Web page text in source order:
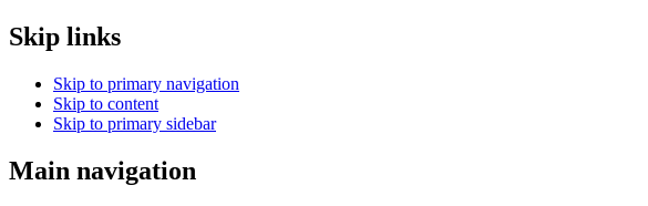
Skip links
Skip to primary navigation
Skip to content
Skip to primary sidebar
Main navigation